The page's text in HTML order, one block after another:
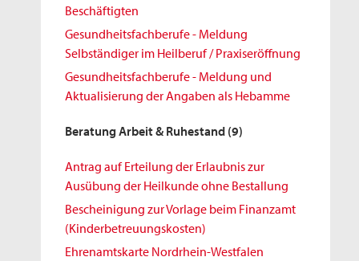
Beschäftigten
Gesundheitsfachberufe - Meldung
Selbständiger im Heilberuf / Praxiseröffnung
Gesundheitsfachberufe - Meldung und
Aktualisierung der Angaben als Hebamme
Beratung Arbeit & Ruhestand (9)
Antrag auf Erteilung der Erlaubnis zur
Ausübung der Heilkunde ohne Bestallung
Bescheinigung zur Vorlage beim Finanzamt
(Kinderbetreuungskosten)
Ehrenamtskarte Nordrhein-Westfalen